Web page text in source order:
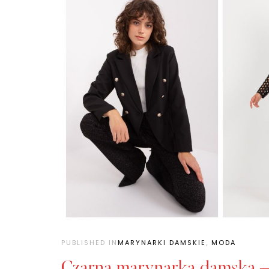
PUBLISHED INMARYNARKI DAMSKIE, MODA